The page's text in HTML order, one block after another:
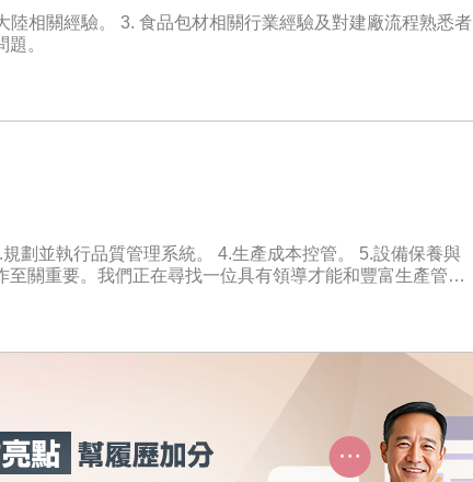
相關經驗。 3. 食品包材相關行業經驗及對建廠流程熟悉者
題。
劃並執行品質管理系統。 4.生產成本控管。 5.設備保養與